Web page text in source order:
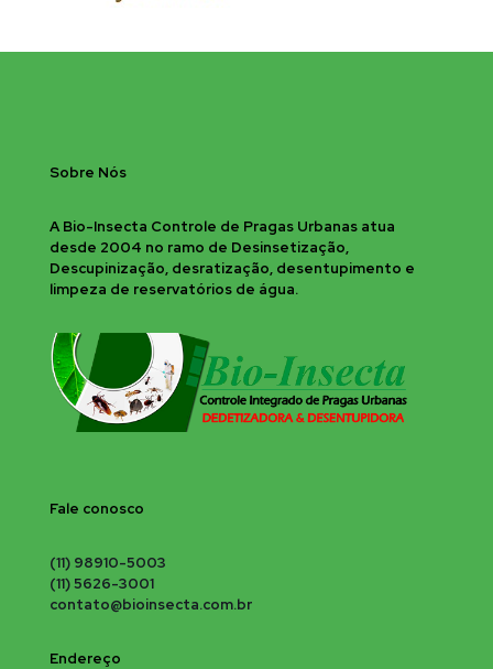
Sobre Nós
A Bio-Insecta Controle de Pragas Urbanas atua
desde 2004 no ramo de Desinsetização,
Descupinização, desratização, desentupimento e
limpeza de reservatórios de água.
Fale conosco
(11) 98910-5003
(11) 5626-3001
contato@bioinsecta.com.br
Endereço